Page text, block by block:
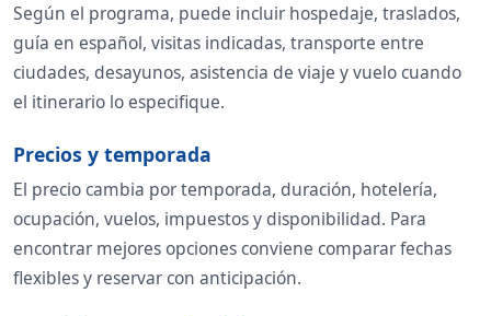
Según el programa, puede incluir hospedaje, traslados,
guía en español, visitas indicadas, transporte entre
ciudades, desayunos, asistencia de viaje y vuelo cuando
el itinerario lo especifique.
Precios y temporada
El precio cambia por temporada, duración, hotelería,
ocupación, vuelos, impuestos y disponibilidad. Para
encontrar mejores opciones conviene comparar fechas
flexibles y reservar con anticipación.